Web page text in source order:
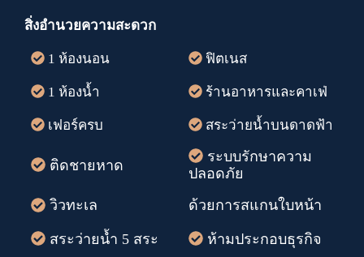
สิ่งอำนวยความสะดวก
1 ห้องนอน ฟิตเนส
1 ห้องน้ำ ร้านอาหารและคาเฟ่
เฟอร์ครบ สระว่ายน้ำบนดาดฟ้า
ติดชายหาด
ระบบรักษาความ
ปลอดภัย
วิวทะเล
ด้วยการสแกนใบหน้า
สระว่ายน้ำ 5 สระ
ห้ามประกอบธุรกิจ